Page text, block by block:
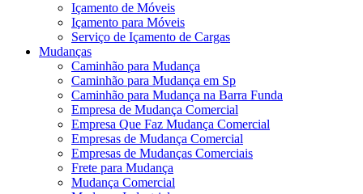
Içamento de Móveis
Içamento para Móveis
Serviço de Içamento de Cargas
Mudanças
Caminhão para Mudança
Caminhão para Mudança em Sp
Caminhão para Mudança na Barra Funda
Empresa de Mudança Comercial
Empresa Que Faz Mudança Comercial
Empresas de Mudança Comercial
Empresas de Mudanças Comerciais
Frete para Mudança
Mudança Comercial